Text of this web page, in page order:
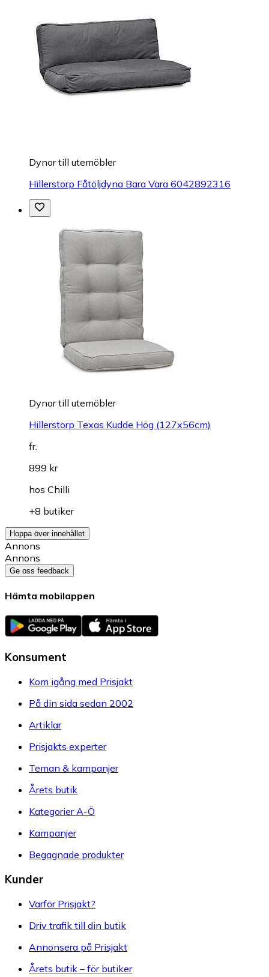
Dynor till utemöbler
Hillerstorp Fåtöljdyna Bara Vara 6042892316
Dynor till utemöbler
Hillerstorp Texas Kudde Hög (127x56cm)
fr.
899 kr
hos Chilli
+8 butiker
Hoppa över innehållet
Annons
Annons
Ge oss feedback
Hämta mobilappen
Konsument
Kom igång med Prisjakt
På din sida sedan 2002
Artiklar
Prisjakts experter
Teman & kampanjer
Årets butik
Kategorier A-Ö
Kampanjer
Begagnade produkter
Kunder
Varför Prisjakt?
Driv trafik till din butik
Annonsera på Prisjakt
Årets butik – för butiker